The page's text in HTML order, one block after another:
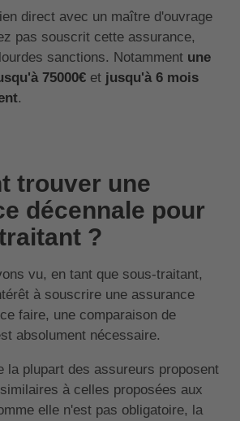
direct avec un maître d'ouvrage
pas souscrit cette assurance,
sanctions. Notamment une
75000€ etjusqu'à 6 mois
.
trouver une
décennale pour
?
vu, en tant que sous-traitant,
à souscrire une assurance
faire, une comparaison de
absolument nécessaire.
la plupart des assureurs proposent
à celles proposées aux
elle n'est pas obligatoire, la